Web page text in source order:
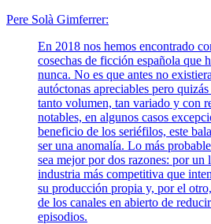
Pere Solà Gimferrer:
En 2018 nos hemos encontrado
cosechas de ficción española que
nunca. No es que antes no
autóctonas apreciables pero
tanto volumen, tan variado y con
notables, en algunos casos
beneficio de los seriéfilos, este
ser una anomalía. Lo más
sea mejor por dos razones: por un
industria más competitiva que
su producción propia y, por el
de los canales en abierto de
episodios.